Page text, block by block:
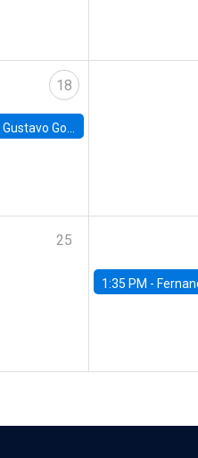
18
Gustavo González, Banco Central de Chile
25
1:35 PM - Fernanda Rojas Ampuero,